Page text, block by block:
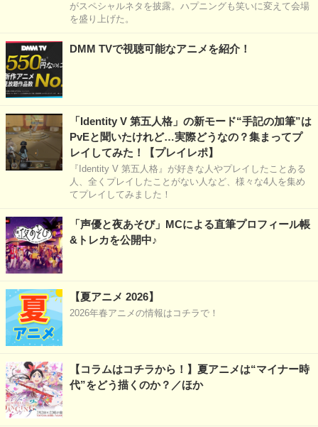
がスペシャルネタを披露。ハプニングも笑いに変えて会場
を盛り上げた。
DMM TVで視聴可能なアニメを紹介！
「Identity V 第五人格」の新モード“手記の加筆”は
PvEと聞いたけれど…実際どうなの？集まってプ
レイしてみた！【プレイレポ】
『Identity V 第五人格』が好きな人やプレイしたことある
人、全くプレイしたことがない人など、様々な4人を集め
てプレイしてみました！
「声優と夜あそび」MCによる直筆プロフィール帳
&トレカを公開中♪
【夏アニメ 2026】
2026年春アニメの情報はコチラで！
【コラムはコチラから！】夏アニメは“マイナー時
代”をどう描くのか？／ほか